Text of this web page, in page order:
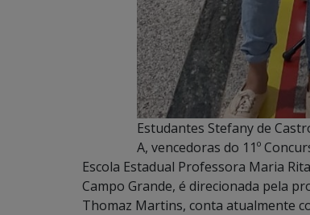
Estudantes Stefany de
A, vencedoras do 11º
Escola Estadual Professora Maria
Campo Grande, é direcionada pela
Thomaz Martins, conta atualmente